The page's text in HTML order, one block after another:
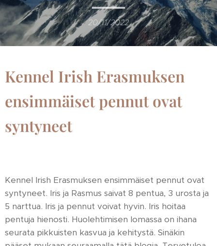
20/11/2022
Kennel Irish Erasmuksen
ensimmäiset pennut ovat
syntyneet
Kennel Irish Erasmuksen ensimmäiset pennut ovat
syntyneet. Iris ja Rasmus saivat 8 pentua, 3 urosta ja
5 narttua. Iris ja pennut voivat hyvin. Iris hoitaa
pentuja hienosti. Huolehtimisen lomassa on ihana
seurata pikkuisten kasvua ja kehitystä. Sinäkin